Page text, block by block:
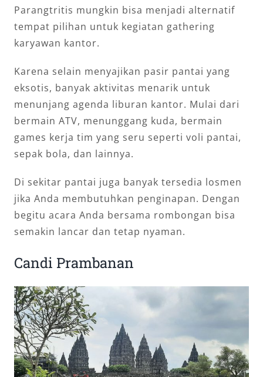
Parangtritis mungkin bisa menjadi alternatif
tempat pilihan untuk kegiatan gathering
karyawan kantor.
Karena selain menyajikan pasir pantai yang
eksotis, banyak aktivitas menarik untuk
menunjang agenda liburan kantor. Mulai dari
bermain ATV, menunggang kuda, bermain
games kerja tim yang seru seperti voli pantai,
sepak bola, dan lainnya.
Di sekitar pantai juga banyak tersedia losmen
jika Anda membutuhkan penginapan. Dengan
begitu acara Anda bersama rombongan bisa
semakin lancar dan tetap nyaman.
Candi Prambanan